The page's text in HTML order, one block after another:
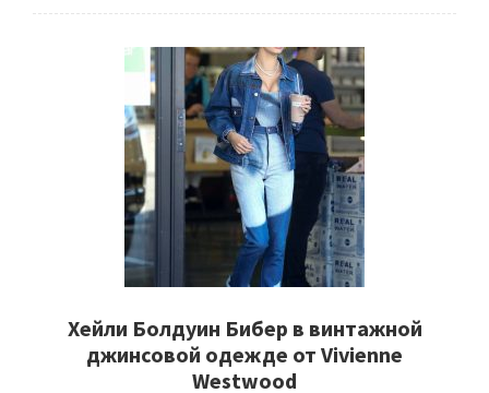
Хейли Болдуин Бибер в винтажной
джинсовой одежде от Vivienne
Westwood